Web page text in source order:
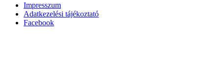
Impresszum
Adatkezelési tájékoztató
Facebook